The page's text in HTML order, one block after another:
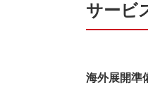
サービ
海外展開準